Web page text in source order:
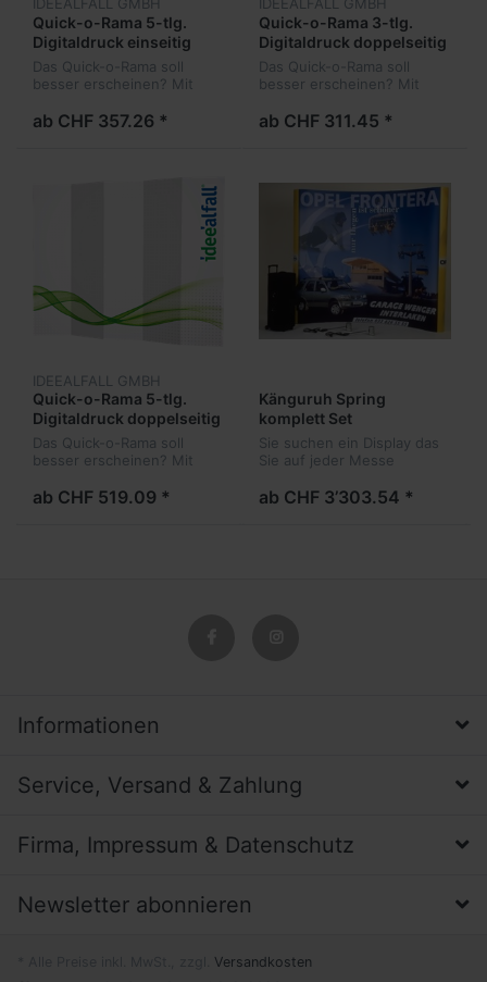
IDEEALFALL GMBH
Quick-o-Rama 5-tlg.
Digitaldruck einseitig
Das Quick-o-Rama soll
besser erscheinen? Mit
UV-Direktdruck können Sie
ab CHF 357.26 *
IDEEALFALL GMBH
Quick-o-Rama 3-tlg.
Digitaldruck doppelseitig
Das Quick-o-Rama soll
besser erscheinen? Mit
UV-Direktdruck können Sie
ab CHF 311.45 *
IDEEALFALL GMBH
Quick-o-Rama 5-tlg.
Digitaldruck doppelseitig
Das Quick-o-Rama soll
besser erscheinen? Mit
UV-Direktdruck können Sie
ab CHF 519.09 *
Känguruh Spring
komplett Set
Sie suchen ein Display das
Sie auf jeder Messe
trotzt kleinem
ab CHF 3’303.54 *
Informationen
Service, Versand & Zahlung
Firma, Impressum & Datenschutz
Newsletter abonnieren
Versandkosten